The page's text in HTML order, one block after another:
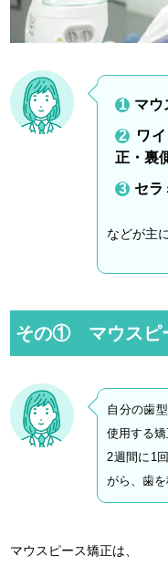
マウ
ワ
正・裏
セラ
などが主
その① マウスピ
自分の歯
使用する矯
2週間に1
がら、歯を
マウスピース矯正は、